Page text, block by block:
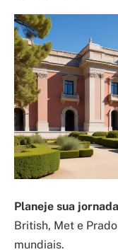
Planeje sua
British, Met e
mundiais.